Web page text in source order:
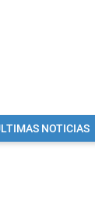
NOTICIAS